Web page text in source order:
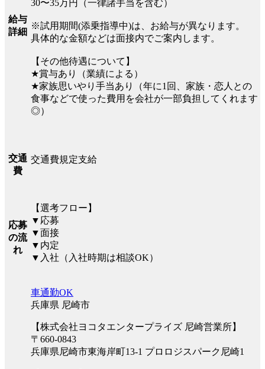
給与
詳細
30〜35万円（一律諸手当を含む）
※試用期間(添乗指導中)は、お給与が異なります。
具体的な金額などは面接内でご案内します。
【その他待遇について】
★賞与あり（業績による）
★家族思いやり手当あり（年に1回、家族・恋人との
食事などで使った費用を会社が一部負担してくれます
◎）
交通
費
交通費規定支給
応募
の流
れ
【選考フロー】
▼応募
▼面接
▼内定
▼入社（入社時期は相談OK）
車通勤OK
兵庫県 尼崎市
【株式会社ヨコタエンタープライズ 尼崎営業所】
〒660-0843
兵庫県尼崎市東海岸町13-1 プロロジスパーク尼崎1